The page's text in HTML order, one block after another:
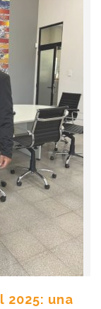
2025: una